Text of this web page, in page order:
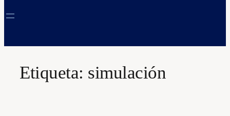
Etiqueta: simulación